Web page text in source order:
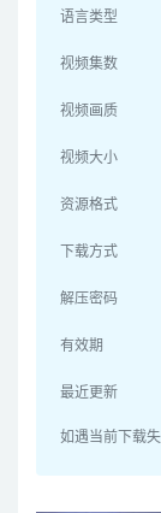
语言类型
视频集数
视频画质
视频大小
资源格式
下载方式
解压密码
有效期
最近更新
如遇当前下载